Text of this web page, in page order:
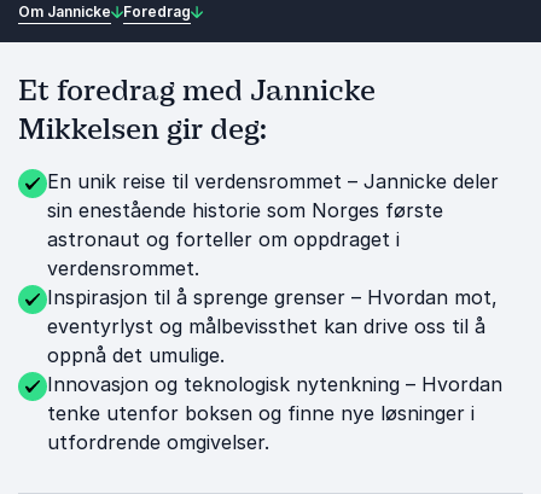
Om Jannicke Foredrag
Et foredrag med Jannicke
Mikkelsen gir deg:
En unik reise til verdensrommet – Jannicke deler
sin enestående historie som Norges første
astronaut og forteller om oppdraget i
verdensrommet.
Inspirasjon til å sprenge grenser – Hvordan mot,
eventyrlyst og målbevissthet kan drive oss til å
oppnå det umulige.
Innovasjon og teknologisk nytenkning – Hvordan
tenke utenfor boksen og finne nye løsninger i
utfordrende omgivelser.